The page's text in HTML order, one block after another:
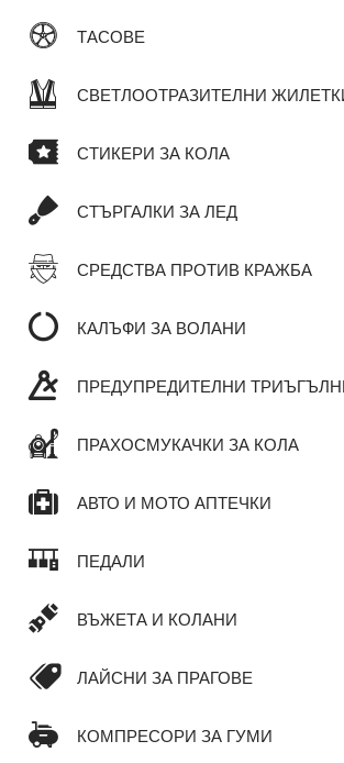
ТАСОВЕ
СВЕТЛООТРАЗИТЕЛНИ
СТИКЕРИ ЗА КОЛА
СТЪРГАЛКИ ЗА ЛЕД
СРЕДСТВА ПРОТИВ КРАЖБА
КАЛЪФИ ЗА ВОЛАНИ
ПРЕДУПРЕДИТЕЛНИ
ПРАХОСМУКАЧКИ ЗА КОЛА
АВТО И МОТО АПТЕЧКИ
ПЕДАЛИ
ВЪЖЕТА И КОЛАНИ
ЛАЙСНИ ЗА ПРАГОВЕ
КОМПРЕСОРИ ЗА ГУМИ